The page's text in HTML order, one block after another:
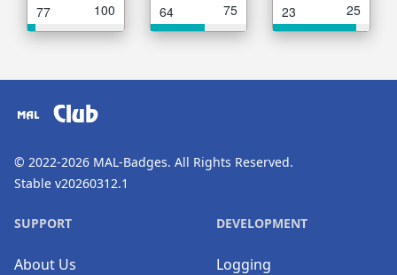
77 100 64 75 23 25
Club
© 2022-2026 MAL-Badges. All Rights Reserved.
Stable v20260312.1
SUPPORT
About Us
DEVELOPMENT
Logging